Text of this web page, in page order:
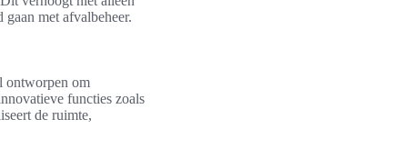
met afvalbeheer.
ontworpen om
functies zoals
de ruimte,